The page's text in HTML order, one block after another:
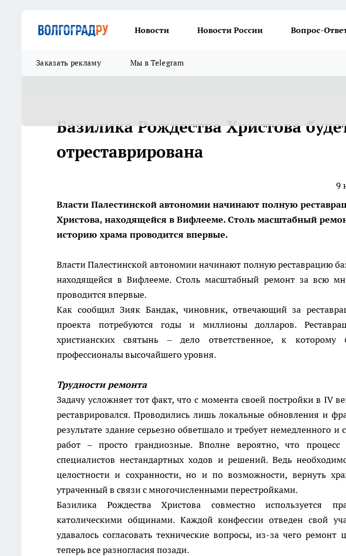
Новости Новости России Вопрос-
Заказать рекламу Мы в Telegram
Базилика Рождества Христова
отреставрирована
9
Власти Палестинской автономии начинают полную
Христова, находящейся в Вифлееме. Столь масштабный
историю храма проводится впервые.
Власти Палестинской автономии начинают полную реставрацию
находящейся в Вифлееме. Столь масштабный ремонт за всю
проводится впервые.
Как сообщил Зияк Бандак, чиновник, отвечающий за
проекта потребуются годы и миллионы долларов.
христианских святынь – дело ответственное, к которому
профессионалы высочайшего уровня.
Трудности ремонта
Задачу усложняет тот факт, что с момента своей постройки в IV
реставрировался. Проводились лишь локальные обновления и
результате здание серьезно обветшало и требует немедленного
работ – просто грандиозные. Вполне вероятно, что процесс
специалистов нестандартных ходов и решений. Ведь
целостности и сохранности, но и по возможности, вернуть
утраченный в связи с многочисленными перестройками.
Базилика Рождества Христова совместно используется
католическими общинами. Каждой конфессии отведен свой
удавалось согласовать технические вопросы, из-за чего
теперь все разногласия позади.